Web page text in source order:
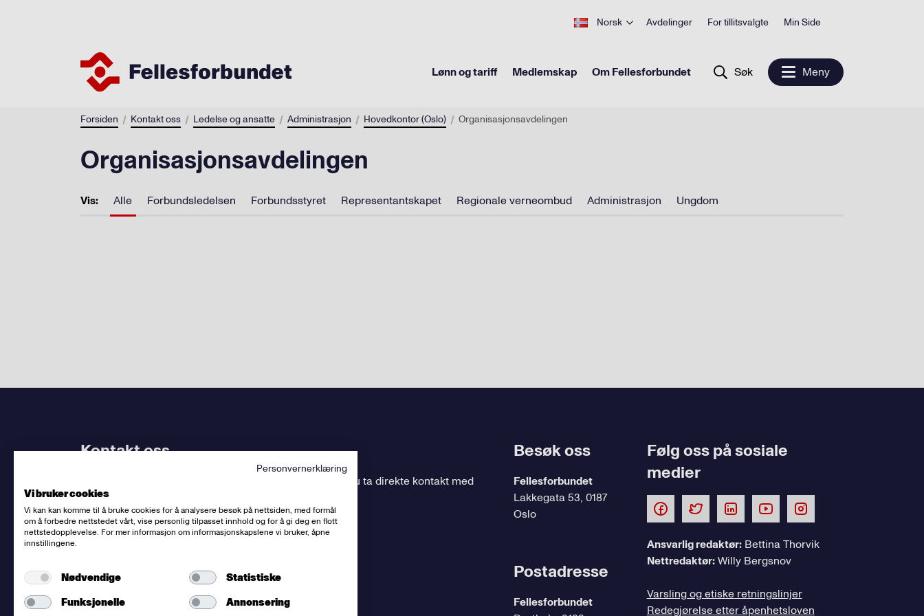
Norsk Avdelinger For tillitsvalgte Min Side
Lønn og tariff Medlemskap Om Fellesforbundet Søk Meny
Forsiden Kontakt oss Ledelse og ansatte Administrasjon Hovedkontor (Oslo) Organisasjonsavdelingen
Organisasjonsavdelingen
Vis: Alle Forbundsledelsen Forbundsstyret Representantskapet Regionale verneombud Administrasjon Ungdom
Kontakt oss
, kan du ta direkte kontakt med
dem.
Sentralbord:(+47) 23 06 31 00
Fellesforbundet
org.nr: 950956828
Om personvern og informasjonskapsler
Besøk oss
Fellesforbundet
Lakkegata 53, 0187
Oslo
Postadresse
Fellesforbundet
Følg oss på sosiale
medier
Ansvarlig redaktør:Bettina Thorvik
Nettredaktør:Willy Bergsnov
Varsling og etiske retningslinjer
Redegjørelse etter åpenhetsloven
Personvernerklæring
Vi bruker cookies
Vi kan kan komme til å bruke cookies for å analysere besøk på nettsiden, med formål
om å forbedre nettstedet vårt, vise personlig tilpasset innhold og for å gi deg en flott
nettstedopplevelse. For mer informasjon om informasjonskapslene vi bruker, åpne
innstillingene.
Nødvendige
Statistiske
Funksjonelle
Annonsering